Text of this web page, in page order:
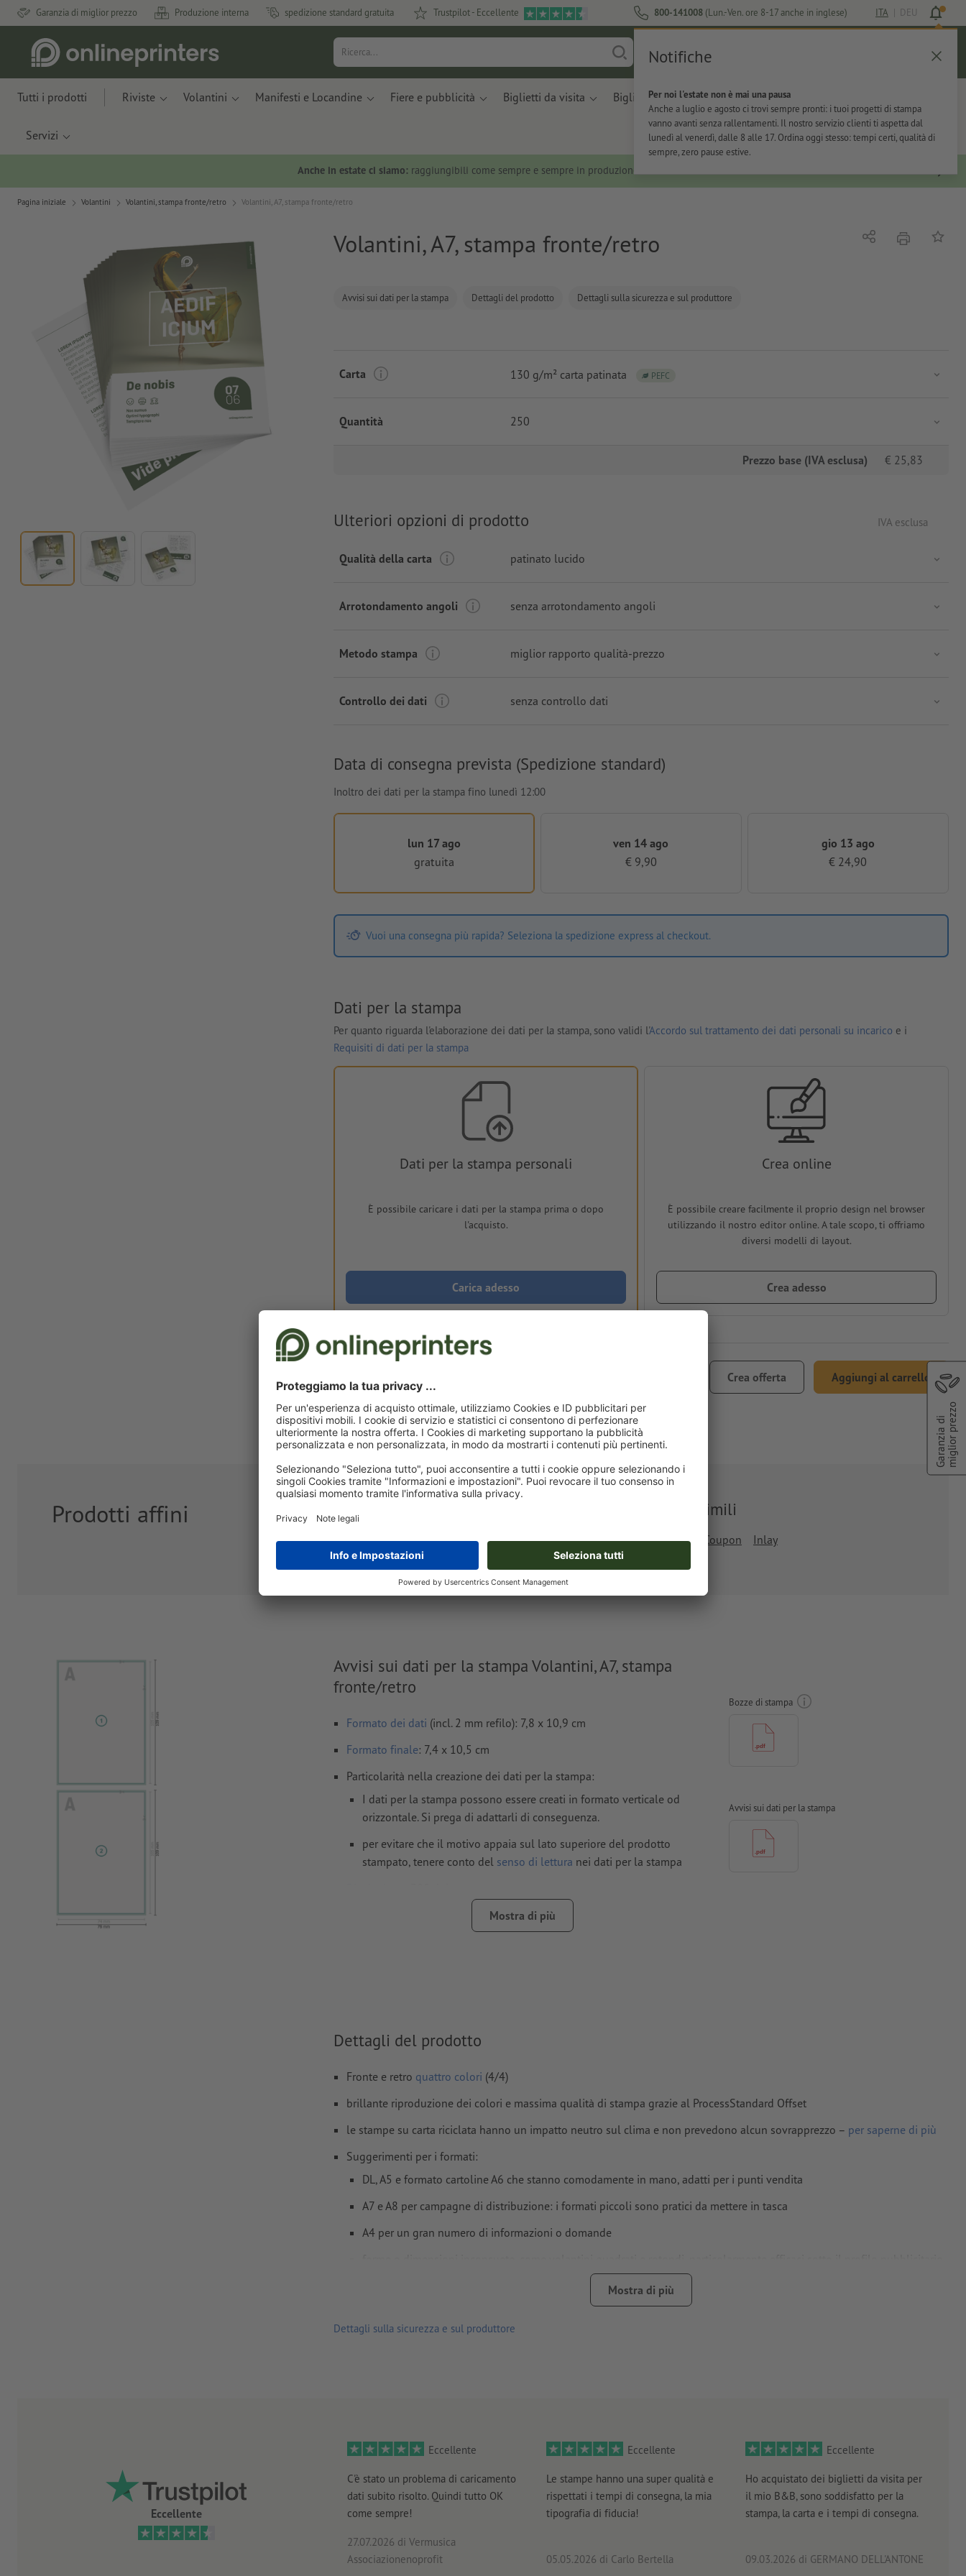
Garanzia di miglior prezzo Produzione interna spedizione standard gratuita Trustpilot - Eccellente 800-141008 (Lun.-Ven. ore 8-17 anche in inglese) ITA | DEU
Notifiche
Per noi l'estate non è mai una pausa
Anche a luglio e agosto ci trovi sempre pronti: i tuoi progetti di stampa
vanno avanti senza rallentamenti. Il nostro servizio clienti ti aspetta dal
lunedì al venerdì, dalle 8 alle 17. Ordina oggi stesso: tempi certi, qualità di
sempre, zero pause estive.
Carrello
Tutti i prodotti Riviste Volantini Manifesti e Locandine Fiere e pubblicità Biglietti da visita Biglietti Per l'ufficio Adesivi
Servizi
Anche in estate ci siamo: raggiungibili come sempre e sempre in produzione.
Pagina iniziale Volantini Volantini, stampa fronte/retro Volantini, A7, stampa fronte/retro
Volantini, A7, stampa fronte/retro
Avvisi sui dati per la stampa Dettagli del prodotto Dettagli sulla sicurezza e sul produttore
Condividistamparealla
Carta 130 g/m² carta patinata PEFC
Quantità 250
Prezzo base (IVA esclusa) € 25,83
Ulteriori opzioni di prodotto IVA esclusa
Qualità della carta patinato lucido
Arrotondamento angoli senza arrotondamento angoli
Metodo stampa miglior rapporto qualità-prezzo
Controllo dei dati senza controllo dati
Data di consegna prevista (Spedizione standard)
Inoltro dei dati per la stampa fino lunedì 12:00
lun 17 ago
gratuita
ven 14 ago
€ 9,90
gio 13 ago
€ 24,90
Vuoi una consegna più rapida? Seleziona la spedizione express al checkout.
Dati per la stampa
Per quanto riguarda l'elaborazione dei dati per la stampa, sono validi l'Accordo sul trattamento dei dati personali su incarico e i
Requisiti di dati per la stampa
Dati per la stampa personali
È possibile caricare i dati per la stampa prima o dopo
l'acquisto.
Carica adesso
Crea online
È possibile creare facilmente il proprio design nel browser
utilizzando il nostro editor online. A tale scopo, ti offriamo
diversi modelli di layout.
Crea adesso
Crea offerta Aggiungi al carrello
lun 17 ago
Peso: ca. 252,5 g
Prodotti affini
Volantini A8 Volantini A6 Volantini A5
Prodotti simili
Segnalibro Coupon Inlay
Avvisi sui dati per la stampa Volantini, A7, stampa
fronte/retro
Formato dei dati (incl. 2 mm refilo): 7,8 x 10,9 cm
Formato finale: 7,4 x 10,5 cm
Particolarità nella creazione dei dati per la stampa:
I dati per la stampa possono essere creati in formato verticale od
orizzontale. Si prega di adattarli di conseguenza.
per evitare che il motivo appaia sul lato superiore del prodotto
stampato, tenere conto del senso di lettura nei dati per la stampa
Creare il documento con 2 mm direfilo sui lati e le informazioni
importanti ad almeno 4 mm di distanza dal formato finale
I commentivengono cancellati e non stampati
I contenuti deicampi modulovengono stampati
Come si creano correttamente i dati di stampa?
Mostra di più
Bozze di stampa
Avvisi sui dati per la stampa
Dettagli del prodotto
Fronte e retro quattro colori (4/4)
brillante riproduzione dei colori e massima qualità di stampa grazie al ProcessStandard Offset
le stampe su carta riciclata hanno un impatto neutro sul clima e non prevedono alcun sovrapprezzo – per saperne di più
Suggerimenti per i formati:
DL, A5 e formato cartoline A6 che stanno comodamente in mano, adatti per i punti vendita
A7 e A8 per campagne di distribuzione: i formati piccoli sono pratici da mettere in tasca
A4 per un gran numero di informazioni o domande
più alta è la grammatura, maggiori sono la resistenza e l’opacità della carta
Qual è la carta giusta? La nostraguida ai materiali
Mostra di più
Dettagli sulla sicurezza e sul produttore
Eccellente
Eccellente
C'è stato un problema di caricamento
dati subito risolto. Quindi tutto OK
come sempre!
27.07.2026 di Vermusica
Associazionenoprofit
Eccellente
Le stampe hanno una super qualità e
rispettati i tempi di consegna, la mia
tipografia di fiducia!
05.05.2026 di Carlo Bertella
Eccellente
Ho acquistato dei biglietti da visita per
il mio B&B, sono soddisfatto per la
stampa, la carta e i tempi di consegna.
09.03.2026 di GERMANO DELL'ANTONE
Garanzia dimiglior prezzo